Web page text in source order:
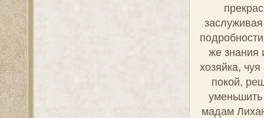
же знания
хозяйка,
покой,
мадам